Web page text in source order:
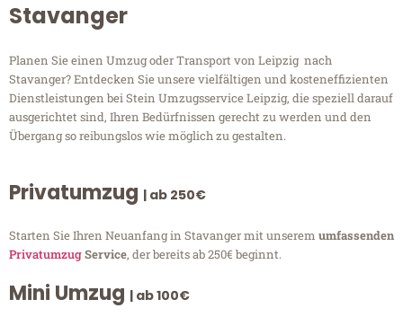
Stavanger
Planen Sie einen Umzug oder Transport von Leipzig nach
Stavanger? Entdecken Sie unsere vielfältigen und kosteneffizienten
Dienstleistungen bei Stein Umzugsservice Leipzig, die speziell darauf
ausgerichtet sind, Ihren Bedürfnissen gerecht zu werden und den
Übergang so reibungslos wie möglich zu gestalten.
Privatumzug | ab 250€
Starten Sie Ihren Neuanfang in Stavanger mit unserem umfassenden
PrivatumzugService, der bereits ab 250€ beginnt.
Mini Umzug | ab 100€